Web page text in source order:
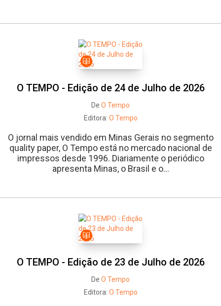
O TEMPO - Edição de 24 de Julho de 2026
De O Tempo
Editora: O Tempo
O jornal mais vendido em Minas Gerais no segmento
quality paper, O Tempo está no mercado nacional de
impressos desde 1996. Diariamente o periódico
apresenta Minas, o Brasil e o...
O TEMPO - Edição de 23 de Julho de 2026
De O Tempo
Editora: O Tempo